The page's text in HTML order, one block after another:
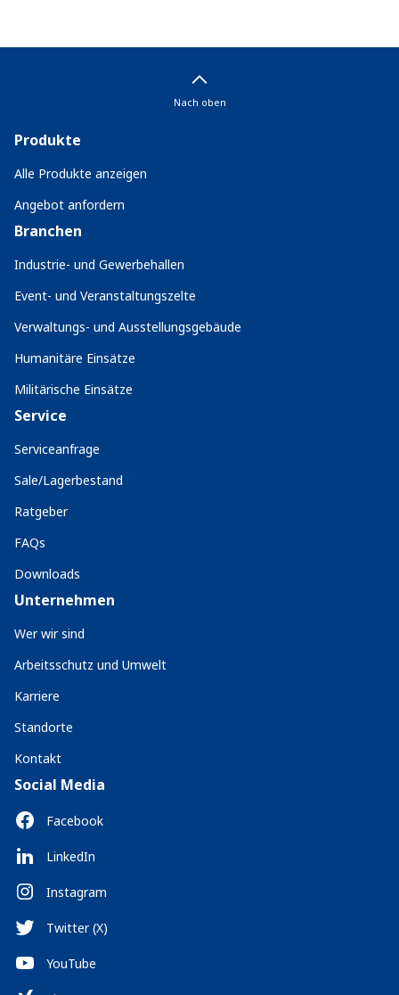
Nach oben
Produkte
Alle Produkte anzeigen
Angebot anfordern
Branchen
Industrie- und Gewerbehallen
Event- und Veranstaltungszelte
Verwaltungs- und Ausstellungsgebäude
Humanitäre Einsätze
Militärische Einsätze
Service
Serviceanfrage
Sale/Lagerbestand
Ratgeber
FAQs
Downloads
Unternehmen
Wer wir sind
Arbeitsschutz und Umwelt
Karriere
Standorte
Kontakt
Social Media
Facebook
LinkedIn
Instagram
Twitter (X)
YouTube